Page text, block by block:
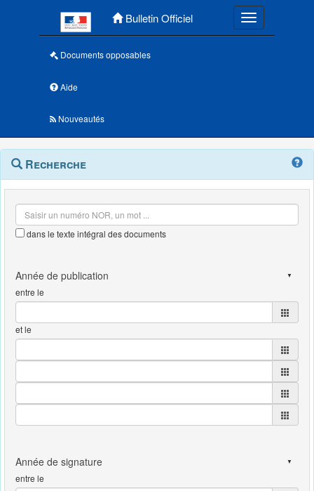
Bulletin Officiel Toggle
Documents opposables
Aide
Nouveautés
Navigation
outils
Menu
contextuel
Recherche
dans le texte intégral des documents
entre le
et le
entre le